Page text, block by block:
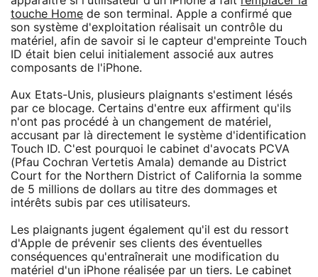
touche Home de son terminal. Apple a confirmé que
son système d'exploitation réalisait un contrôle du
matériel, afin de savoir si le capteur d'empreinte Touch
ID était bien celui initialement associé aux autres
composants de l'iPhone.
Aux Etats-Unis, plusieurs plaignants s'estiment lésés
par ce blocage. Certains d'entre eux affirment qu'ils
n'ont pas procédé à un changement de matériel,
accusant par là directement le système d'identification
Touch ID. C'est pourquoi le cabinet d'avocats PCVA
(Pfau Cochran Vertetis Amala) demande au District
Court for the Northern District of California la somme
de 5 millions de dollars au titre des dommages et
intérêts subis par ces utilisateurs.
Les plaignants jugent également qu'il est du ressort
d'Apple de prévenir ses clients des éventuelles
conséquences qu'entraînerait une modification du
matériel d'un iPhone réalisée par un tiers. Le cabinet